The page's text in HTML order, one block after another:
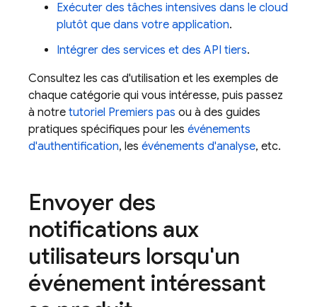
Exécuter des tâches intensives dans le cloud
plutôt que dans votre application.
Intégrer des services et des API tiers.
Consultez les cas d'utilisation et les exemples de
chaque catégorie qui vous intéresse, puis passez
à notre tutoriel Premiers pas ou à des guides
pratiques spécifiques pour les événements
d'authentification, les événements d'analyse, etc.
Envoyer des
notifications aux
utilisateurs lorsqu'un
événement intéressant